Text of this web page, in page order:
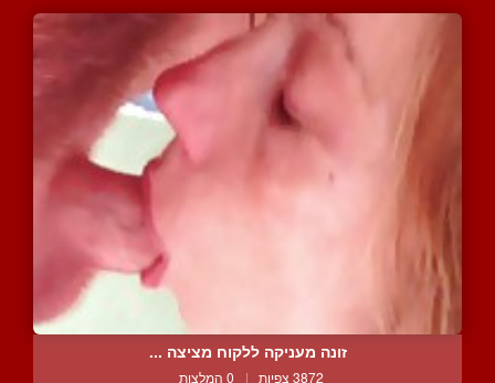
זונה מעניקה ללקוח מציצה ...
3872 צפיות | 0 המלצות